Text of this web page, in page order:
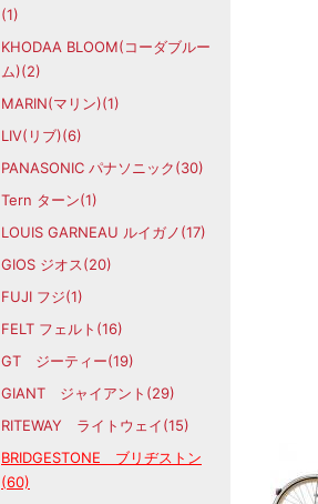
(1)
KHODAA BLOOM(コーダブルー
ム)(2)
MARIN(マリン)(1)
LIV(リブ)(6)
PANASONIC パナソニック(30)
Tern ターン(1)
LOUIS GARNEAU ルイガノ(17)
GIOS ジオス(20)
FUJI フジ(1)
FELT フェルト(16)
GT ジーティー(19)
GIANT ジャイアント(29)
RITEWAY ライトウェイ(15)
BRIDGESTONE ブリヂストン
(60)